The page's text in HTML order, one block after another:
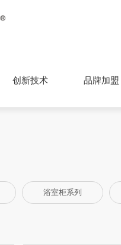
创新技术 品牌加盟
浴室柜系列